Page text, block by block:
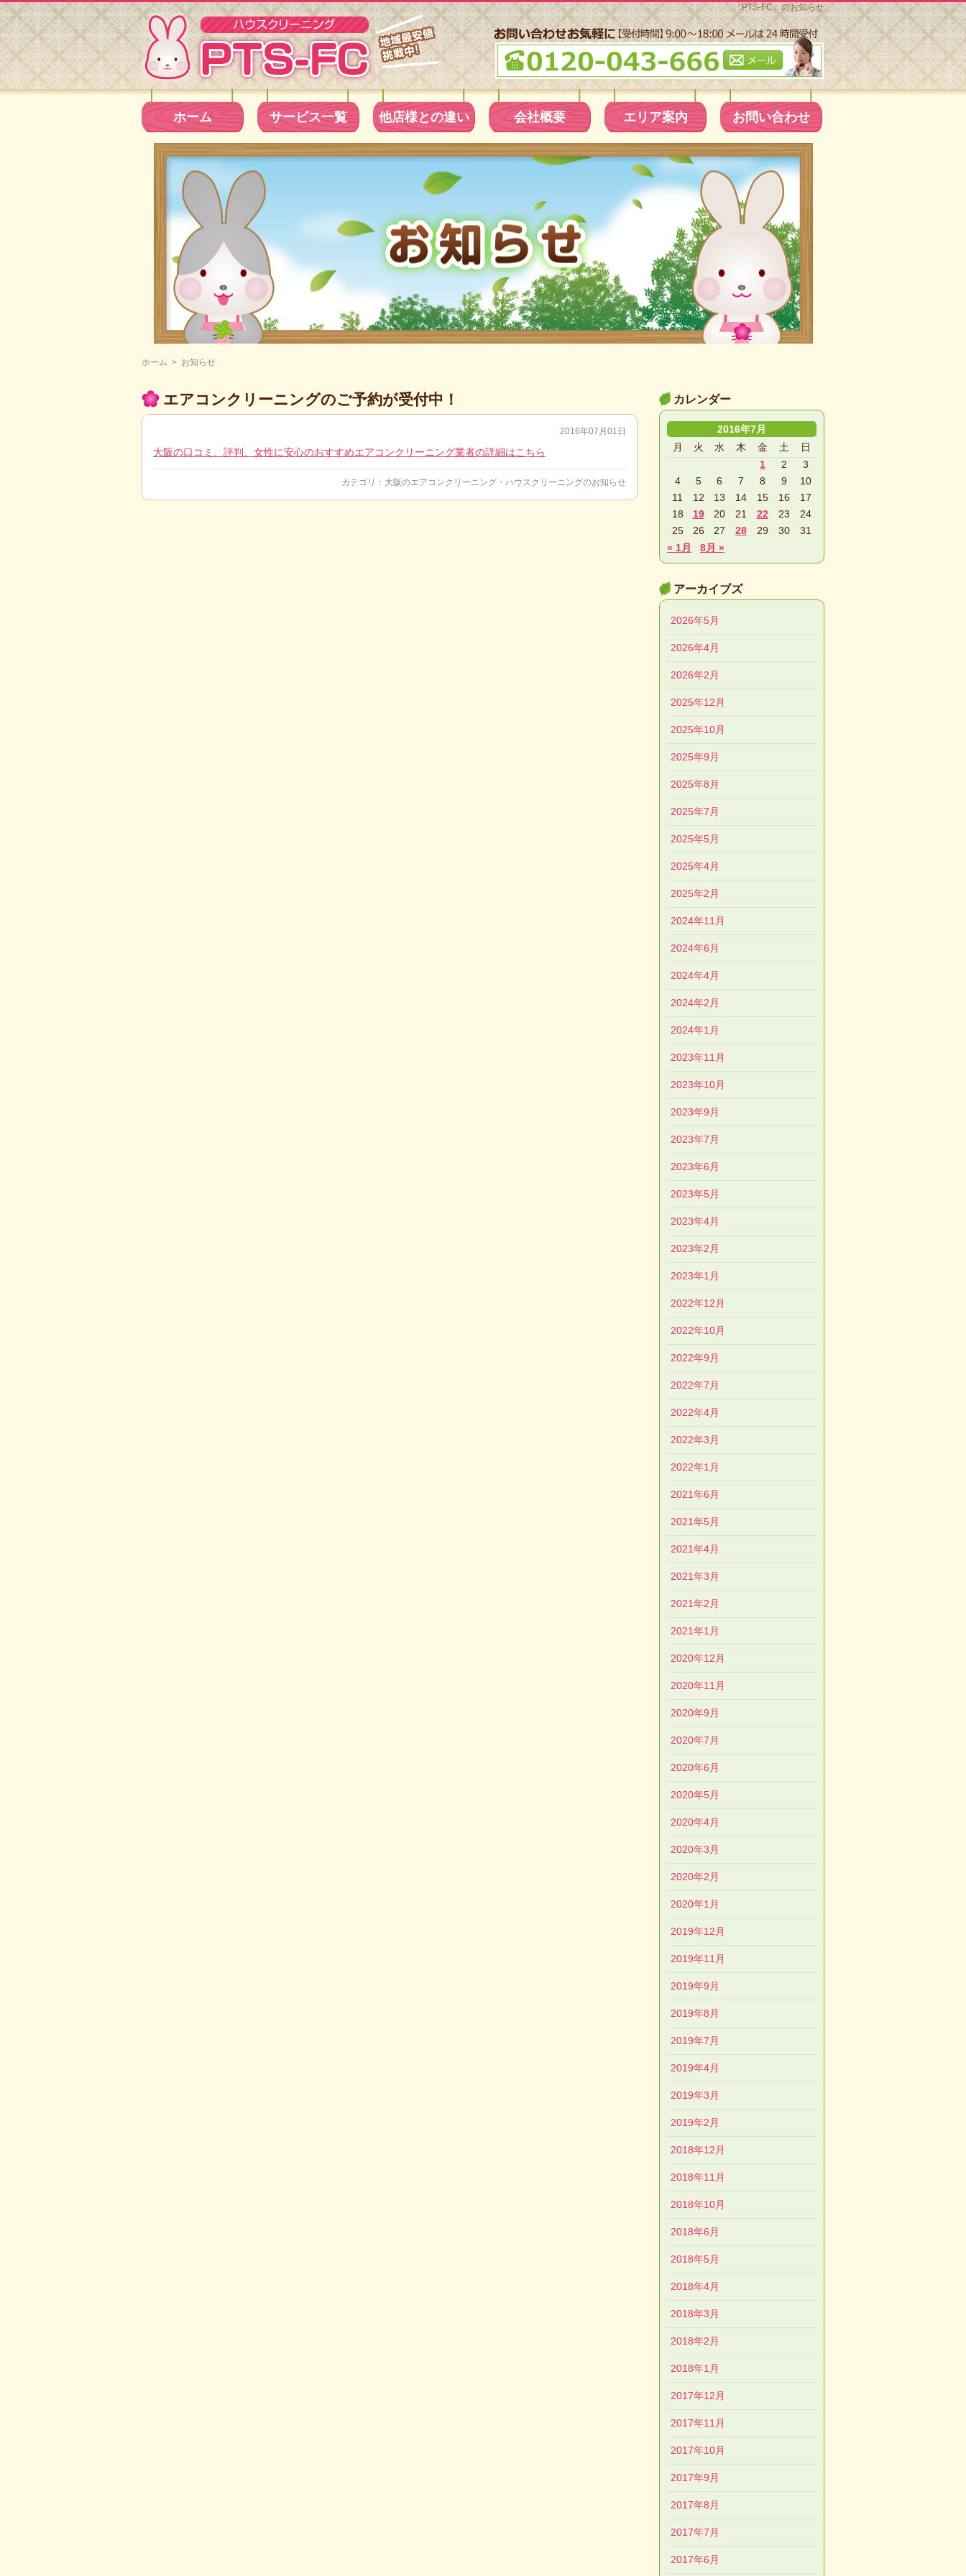
「PTS-FC」のお知らせ
ホーム サービス一覧 他店様との違い 会社概要 エリア案内 お問い合わせ
ホーム > お知らせ
エアコンクリーニングのご予約が受付中！
2016年07月01日
大阪の口コミ、評判、女性に安心のおすすめエアコンクリーニング業者の詳細はこちら
カテゴリ： 大阪のエアコンクリーニング・ハウスクリーニングのお知らせ
カレンダー
2016年7月
月
火 水 木 金 土
日
1
2
3
4
5 6 7 8 9
10
11
12 13 14 15 16
17
18
19 20 21 22 23
24
25
26 27 28 29 30
31
« 1月
8月 »
アーカイブズ
2026年5月
2026年4月
2026年2月
2025年12月
2025年10月
2025年9月
2025年8月
2025年7月
2025年5月
2025年4月
2025年2月
2024年11月
2024年6月
2024年4月
2024年2月
2024年1月
2023年11月
2023年10月
2023年9月
2023年7月
2023年6月
2023年5月
2023年4月
2023年2月
2023年1月
2022年12月
2022年10月
2022年9月
2022年7月
2022年4月
2022年3月
2022年1月
2021年6月
2021年5月
2021年4月
2021年3月
2021年2月
2021年1月
2020年12月
2020年11月
2020年9月
2020年7月
2020年6月
2020年5月
2020年4月
2020年3月
2020年2月
2020年1月
2019年12月
2019年11月
2019年9月
2019年8月
2019年7月
2019年4月
2019年3月
2019年2月
2018年12月
2018年11月
2018年10月
2018年6月
2018年5月
2018年4月
2018年3月
2018年2月
2018年1月
2017年12月
2017年11月
2017年10月
2017年9月
2017年8月
2017年7月
2017年6月